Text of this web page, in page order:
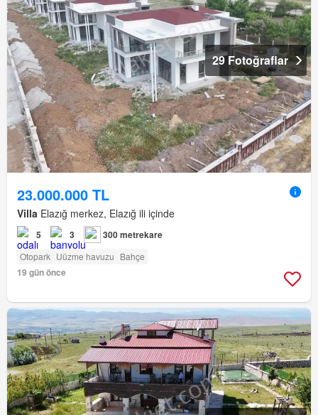
29 Fotoğraflar
23.000.000 TL
Villa Elazığ merkez, Elazığ ili içinde
5 3 300 metrekare
Otopark Uüzme havuzu Bahçe
19 gün önce